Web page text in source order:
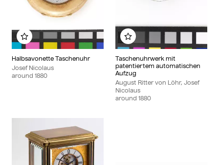
Halbsavonette Taschenuhr
Josef Nicolaus
around 1880
Add to my album
Taschenuhrwerk mit
patentiertem automatischen
Aufzug
August Ritter von Löhr, Josef
Nicolaus
around 1880
Add to my album